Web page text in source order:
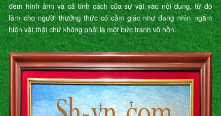
đem hình ảnh và cả tính cách của sự vật vào nội dung, từ đó
làm cho người thưởng thức có cảm giác như đang nhìn ngắm
hiện vật thật chứ không phải là một bức tranh vô hồn.